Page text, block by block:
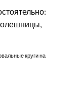
круги на